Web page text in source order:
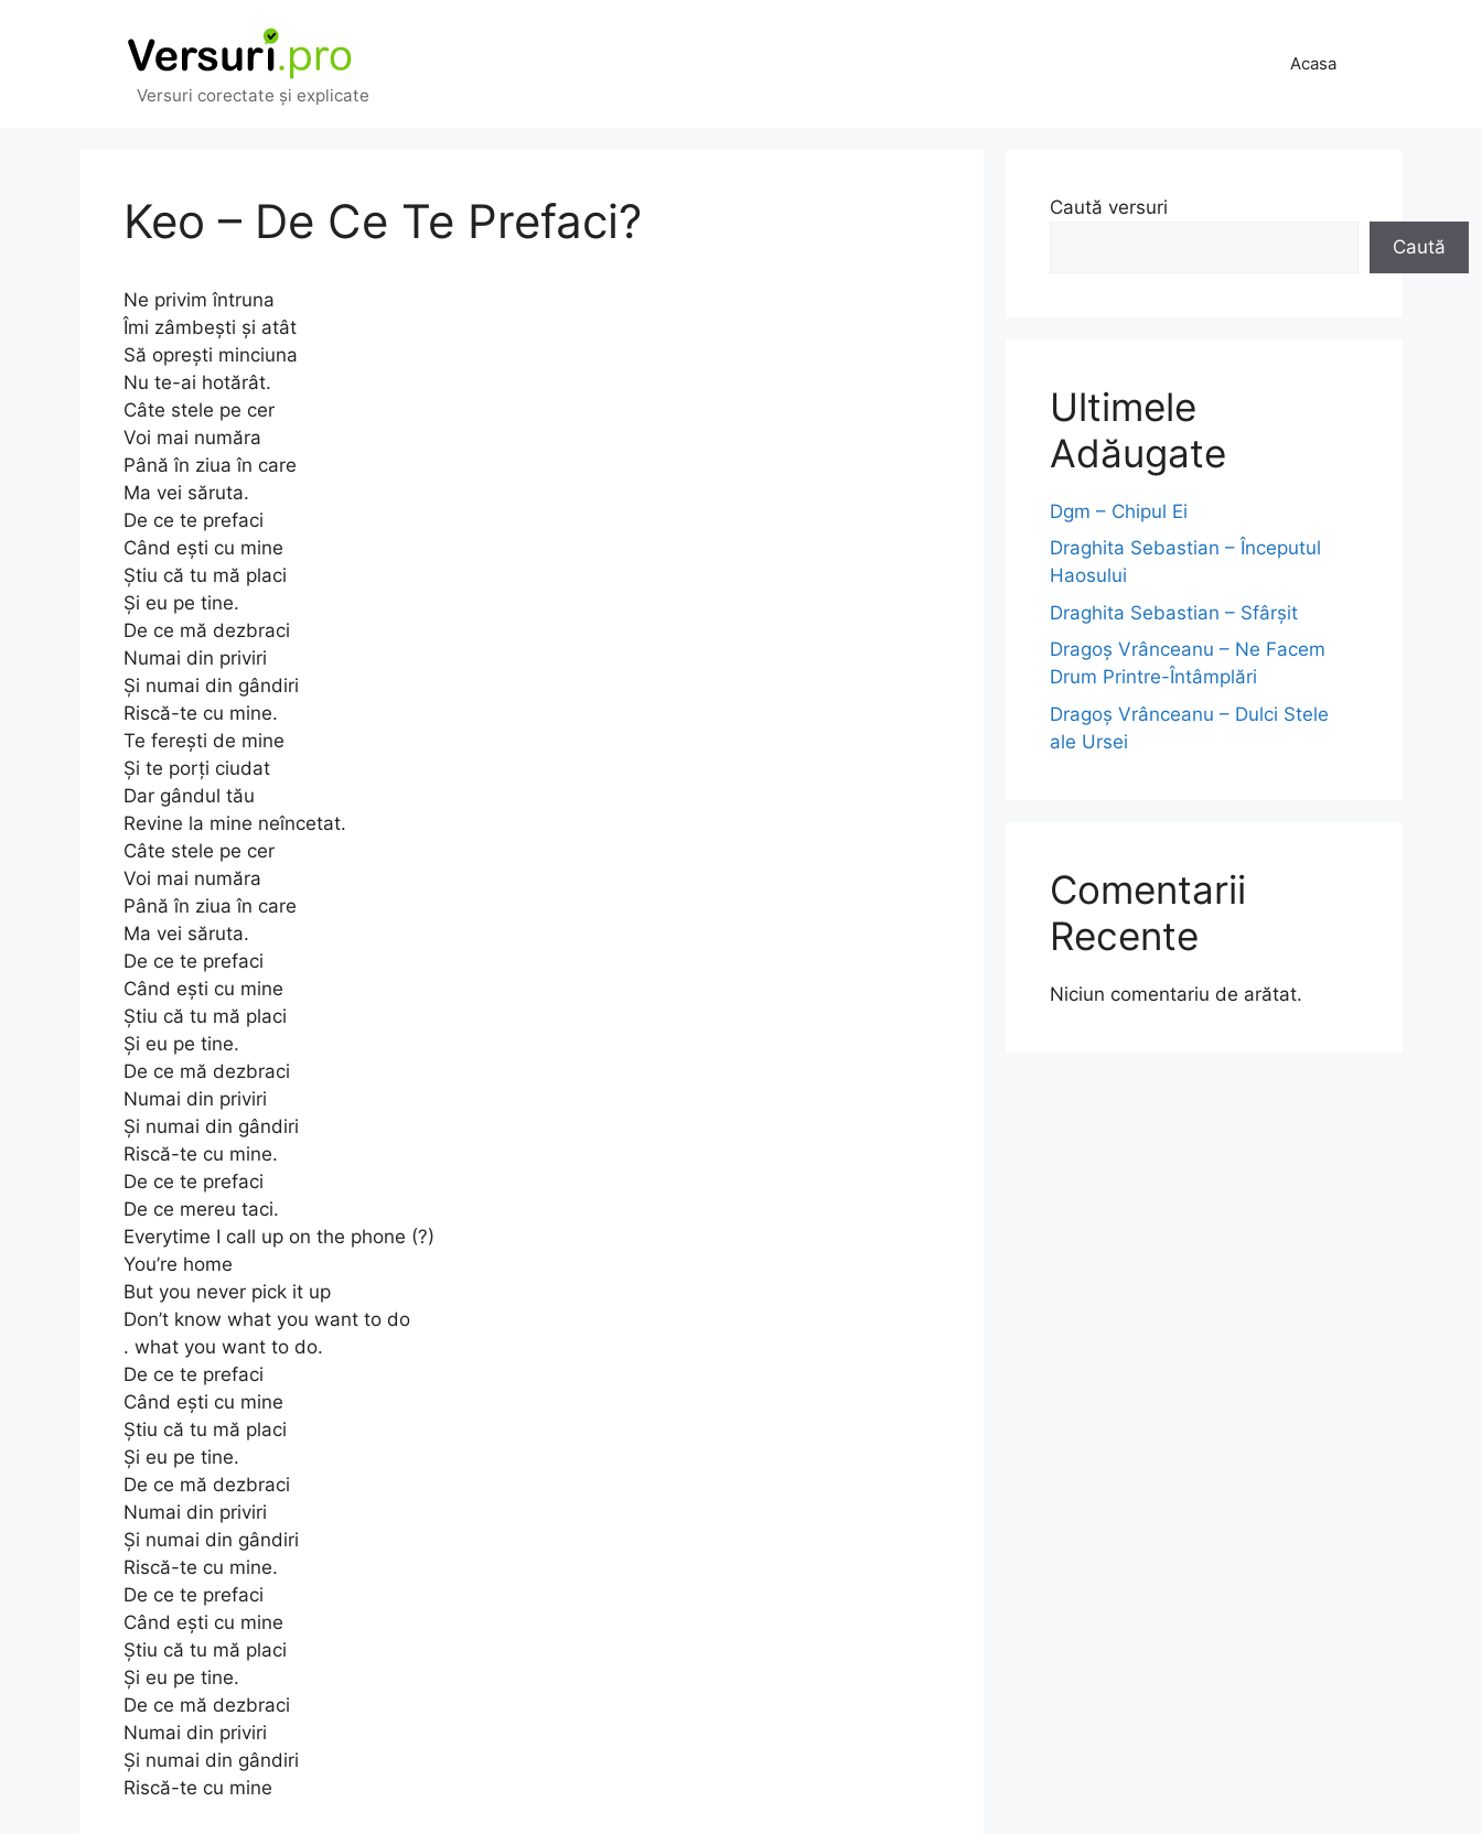
Versuri corectate și explicate
Acasa
Keo – De Ce Te Prefaci?
Ne privim întruna
Îmi zâmbești și atât
Să oprești minciuna
Nu te-ai hotărât.
Câte stele pe cer
Voi mai număra
Până în ziua în care
Ma vei săruta.
De ce te prefaci
Când ești cu mine
Știu că tu mă placi
Și eu pe tine.
De ce mă dezbraci
Numai din priviri
Și numai din gândiri
Riscă-te cu mine.
Te ferești de mine
Și te porți ciudat
Dar gândul tău
Revine la mine neîncetat.
Câte stele pe cer
Voi mai număra
Până în ziua în care
Ma vei săruta.
De ce te prefaci
Când ești cu mine
Știu că tu mă placi
Și eu pe tine.
De ce mă dezbraci
Numai din priviri
Și numai din gândiri
Riscă-te cu mine.
De ce te prefaci
De ce mereu taci.
Everytime I call up on the phone (?)
You’re home
But you never pick it up
Don’t know what you want to do
. what you want to do.
De ce te prefaci
Când ești cu mine
Știu că tu mă placi
Și eu pe tine.
De ce mă dezbraci
Numai din priviri
Și numai din gândiri
Riscă-te cu mine.
De ce te prefaci
Când ești cu mine
Știu că tu mă placi
Și eu pe tine.
De ce mă dezbraci
Numai din priviri
Și numai din gândiri
Riscă-te cu mine
Caută versuri
Caută
Ultimele
Adăugate
Dgm – Chipul Ei
Draghita Sebastian – Începutul
Haosului
Draghita Sebastian – Sfârșit
Dragoş Vrânceanu – Ne Facem
Drum Printre-Întâmplări
Dragoş Vrânceanu – Dulci Stele
ale Ursei
Comentarii
Recente
Niciun comentariu de arătat.